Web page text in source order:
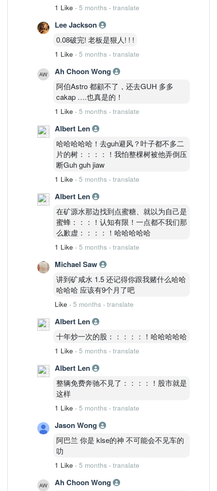
1 Like · 5 months · translate
Lee Jackson
0.08破完! 老板是狠人! ! !
1 Like · 5 months · translate
Ah Choon Wong
阿伯Astro 都顧不了，还去GUH 多多
cakap ….也真是的！
1 Like · 5 months · translate
Albert Len
哈哈哈哈哈！去guh避风？叶子都不多二
片的树：：：：！我怕整棵树被他弄倒压
断Guh guh jiaw
1 Like · 5 months · translate
Albert Len
在矿源水那边找到点蜜糖、就以为自己是
蜜蜂：：：！认知有限！一点都不我们那
么歉虚：：：：！哈哈哈哈哈
1 Like · 5 months · translate
Michael Saw
讲到矿咸水 1.5 还记得你跟我赌什么哈哈
哈哈哈 应该有9个月了吧
Like · 5 months · translate
Albert Len
十年炒一次的股：：：：：！哈哈哈哈哈
1 Like · 5 months · translate
Albert Len
整辆免费奔驰不見了：：：：！股市就是
这样
1 Like · 5 months · translate
Jason Wong
阿巴兰 你是 klse的神 不可能会不见车的
叻
1 Like · 5 months · translate
Ah Choon Wong